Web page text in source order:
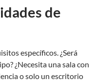
de
específicos. ¿Será
¿Necesita una sala con
o solo un escritorio